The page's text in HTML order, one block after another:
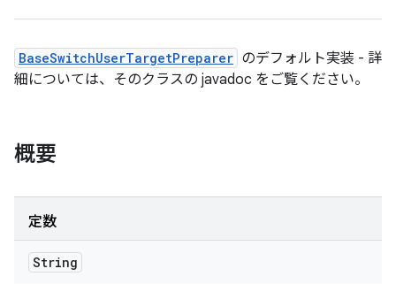
BaseSwitchUserTargetPreparer のデフォルト実装 - 詳
細については、そのクラスの javadoc をご覧ください。
概要
定数
String